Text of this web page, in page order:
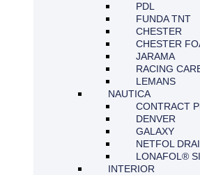
PDL
FUNDA TNT
CHESTER
CHESTER
JARAMA
RACING
LEMANS
NAUTICA
CONTRACT
DENVER
GALAXY
NETFOL
LONAFOL®
INTERIOR